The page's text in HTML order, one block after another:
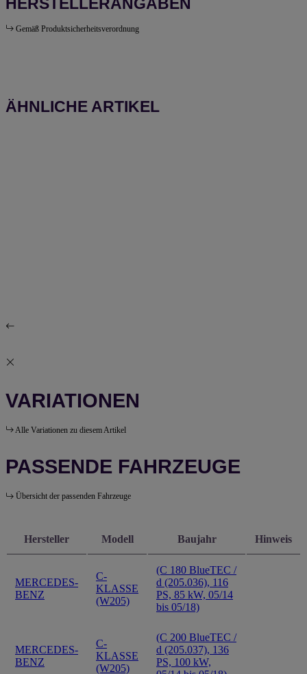
Gemäß Produktsicherheitsverordnung
ÄHNLICHE ARTIKEL
VARIATIONEN
Alle Variationen zu diesem Artikel
PASSENDE FAHRZEUGE
Übersicht der passenden Fahrzeuge
Hersteller Modell Baujahr Hinweis
MERCEDES-
BENZ
C-
KLASSE
(W205)
(C 180 BlueTEC /
d (205.036), 116
PS, 85 kW, 05/14
bis 05/18)
MERCEDES-
BENZ
C-
KLASSE
(W205)
(C 200 BlueTEC /
d (205.037), 136
PS, 100 kW,